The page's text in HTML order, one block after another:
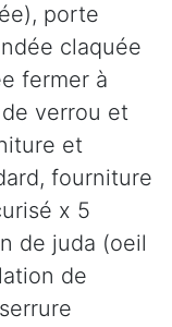
porte
claquée
fermer à
verrou et
et
fourniture
x 5
de juda (oeil
de